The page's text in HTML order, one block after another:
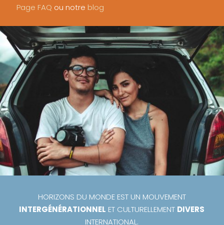
Page FAQ ou notre blog
HORIZONS DU MONDE EST UN MOUVEMENT
INTERGÉNÉRATIONNEL ET CULTURELLEMENT DIVERS
INTERNATIONAL.